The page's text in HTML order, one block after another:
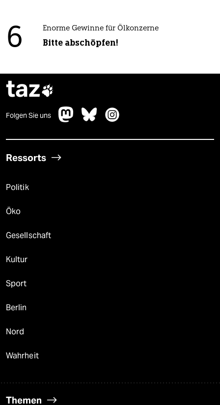
6 Enorme Gewinne für Ölkonzerne
Bitte abschöpfen!
taz
Folgen Sie uns
Ressorts
Politik
Öko
Gesellschaft
Kultur
Sport
Berlin
Nord
Wahrheit
Themen